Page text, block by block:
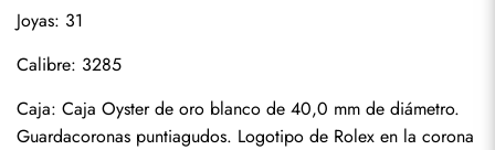
Joyas: 31
Calibre: 3285
Caja: Caja Oyster de oro blanco de 40,0 mm de diámetro.
Guardacoronas puntiagudos. Logotipo de Rolex en la corona